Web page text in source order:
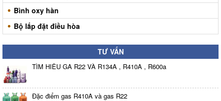
Bình oxy hàn
Bộ lắp đặt điều hòa
TƯ VẤN
TÌM HIỂU GA R22 VÀ R134A , R410A , R600a
Đặc điểm gas R410A và gas R22